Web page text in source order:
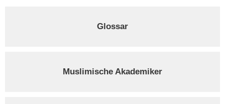
Glossar
Muslimische Akademiker